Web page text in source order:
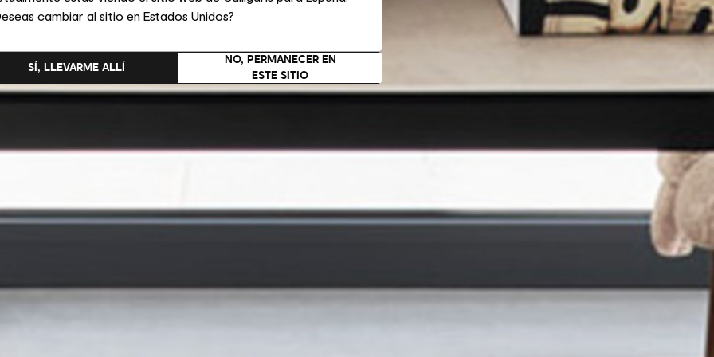
cambiar al sitio en Estados Unidos?
NO, PERMANECER EN
ESTE SITIO
SÍ, LLEVARME ALLÍ